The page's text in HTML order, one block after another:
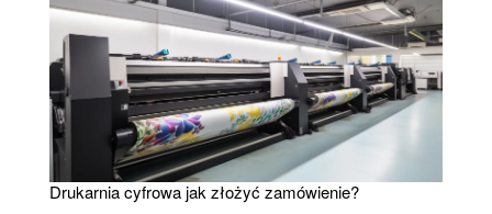
Drukarnia cyfrowa jak złożyć zamówienie?